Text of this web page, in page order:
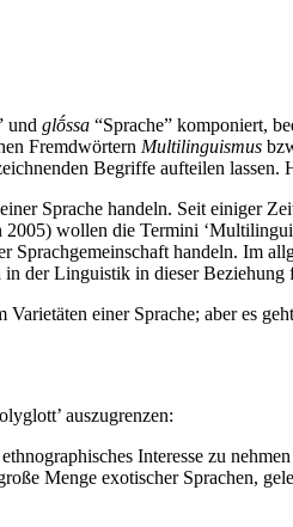
und glṓssa “Sprache” komponiert,
Fremdwörtern Multilinguismus
Begriffe aufteilen lassen.
einer Sprache handeln. Seit einiger
wollen die Termini
Sprachgemeinschaft handeln. Im
der Linguistik in dieser Beziehung
Varietäten einer Sprache; aber es
auszugrenzen:
Interesse zu
Menge exotischer Sprachen,